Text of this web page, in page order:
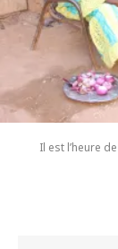
Il est l’heure